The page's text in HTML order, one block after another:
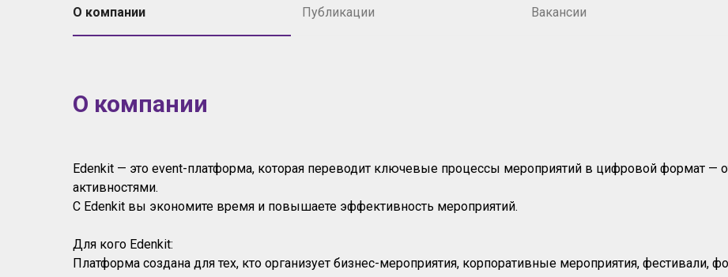
О компании Публикации Вакансии
О компании
Edenkit — это event-платформа, которая переводит ключевые процессы мероприятий в цифровой формат —
активностями.
С Edenkit вы экономите время и повышаете эффективность мероприятий.
Для кого Edenkit:
Платформа создана для тех, кто организует бизнес-мероприятия, корпоративные мероприятия, фестивали,